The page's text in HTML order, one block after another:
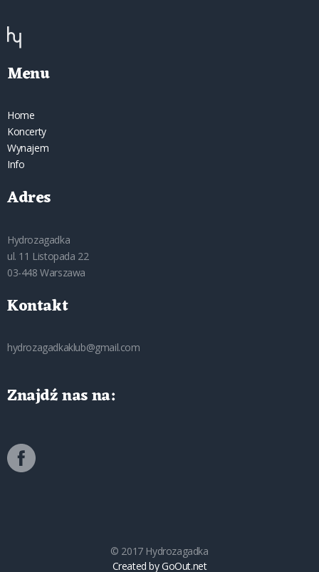
Menu
Home
Koncerty
Wynajem
Info
Adres
Hydrozagadka
ul. 11 Listopada 22
03-448 Warszawa
Kontakt
hydrozagadkaklub@gmail.com
Znajdź nas na:
© 2017 Hydrozagadka
Created by GoOut.net